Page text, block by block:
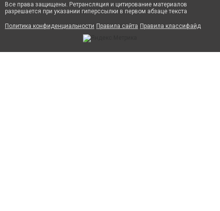
Все права защищены. Ретрансляция и цитирование материалов
разрешается при указании гиперссылки в первом абзаце текста
Политика конфиденциальности Правила сайта Правила классифайд